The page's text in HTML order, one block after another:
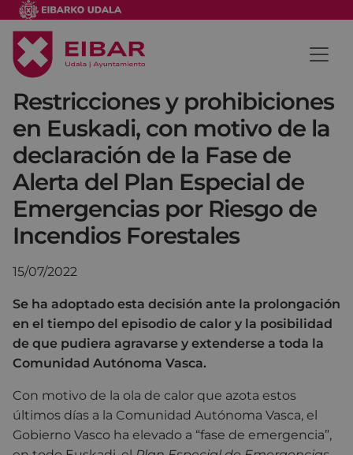
Restricciones y prohibiciones
en Euskadi, con motivo de la
declaración de la Fase de
Alerta del Plan Especial de
Emergencias por Riesgo de
Incendios Forestales
15/07/2022
Se ha adoptado esta decisión ante la prolongación
en el tiempo del episodio de calor y la posibilidad
de que pudiera agravarse y extenderse a toda la
Comunidad Autónoma Vasca.
Con motivo de la ola de calor que azota estos
últimos días a la Comunidad Autónoma Vasca, el
Gobierno Vasco ha elevado a “fase de emergencia”,